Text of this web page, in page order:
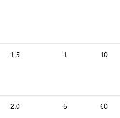
1.5 1 10
2.0 5 60